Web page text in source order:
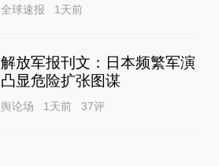
全球速报 1天前
解放军报刊文：日本频繁军演
凸显危险扩张图谋
舆论场 1天前 37评